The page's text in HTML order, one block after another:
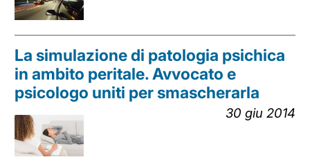
La simulazione di patologia psichica
in ambito peritale. Avvocato e
psicologo uniti per smascherarla
30 giu 2014